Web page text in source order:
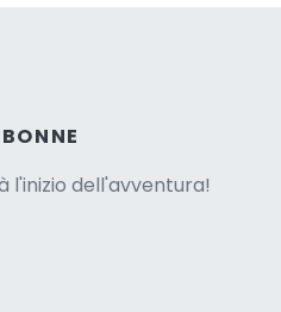
l'inizio dell'avventura!